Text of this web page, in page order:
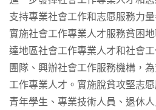
支持專業社會工作和志愿服務力
實施社會工作專業人才服務貧困
達地區社會工作專業人才和社會
團隊、興辦社會工作服務機構，
工作專業人才。實施脫貧攻堅志
青年學生、專業技術人員、退休